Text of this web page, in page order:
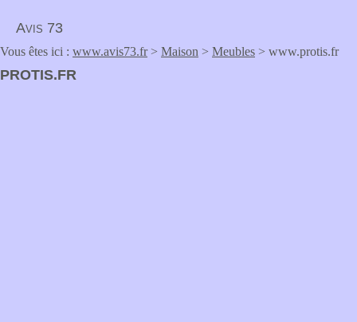
Avis 73
Vous êtes ici : www.avis73.fr> Maison > Meubles > www.protis.fr
PROTIS.FR